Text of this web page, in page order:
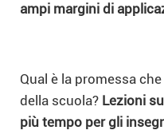
ampi margini di
Qual è la promessa
della scuola? Lezioni
più tempo per gli